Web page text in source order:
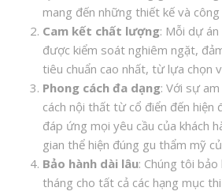
mang đến những thiết kế và
Cam kết chất lượng: Mỗi dự
được kiểm soát nghiêm ngặt,
tiêu chuẩn cao nhất, từ lựa chọn
Phong cách đa dạng: Với sự
cách nội thất từ cổ điển đến hiện
đáp ứng mọi yêu cầu của khách
gian thể hiện đúng gu thẩm mỹ
Bảo hành dài lâu: Chúng tôi
tháng cho tất cả các hạng mục